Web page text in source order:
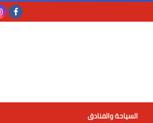
السياحة والفنادق